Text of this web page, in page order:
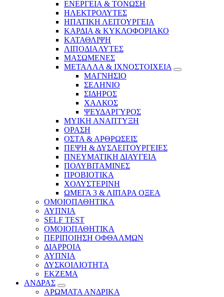
ΕΝΕΡΓΕΙΑ & ΤΟΝΩΣΗ
ΗΛΕΚΤΡΟΛΥΤΕΣ
ΗΠΑΤΙΚΗ ΛΕΙΤΟΥΡΓΕΙΑ
ΚΑΡΔΙΑ & ΚΥΚΛΟΦΟΡΙΑΚΟ
ΚΑΤΑΘΛΙΨΗ
ΛΙΠΟΔΙΑΛΥΤΕΣ
ΜΑΣΩΜΕΝΕΣ
ΜΕΤΑΛΛΑ & ΙΧΝΟΣΤΟΙΧΕΙΑ
ΜΑΓΝΗΣΙΟ
ΣΕΛΗΝΙΟ
ΣΙΔΗΡΟΣ
ΧΑΛΚΟΣ
ΨΕΥΔΑΡΓΥΡΟΣ
ΜΥΙΚΗ ΑΝΑΠΤΥΞΗ
ΟΡΑΣΗ
ΟΣΤΑ & ΑΡΘΡΩΣΕΙΣ
ΠΕΨΗ & ΔΥΣΛΕΙΤΟΥΡΓΕΙΕΣ
ΠΝΕΥΜΑΤΙΚΗ ΔΙΑΥΓΕΙΑ
ΠΟΛΥΒΙΤΑΜΙΝΕΣ
ΠΡΟΒΙΟΤΙΚΑ
ΧΟΛΥΣΤΕΡΙΝΗ
ΩΜΕΓΑ 3 & ΛΙΠΑΡΑ ΟΞΕΑ
ΟΜΟΙΟΠΑΘΗΤΙΚΑ
ΑΥΠΝΙΑ
SELF TEST
ΟΜΟΙΟΠΑΘΗΤΙΚΑ
ΠΕΡΙΠΟΙΗΣΗ ΟΦΘΑΛΜΩΝ
ΔΙΑΡΡΟΙΑ
ΑΥΠΝΙΑ
ΔΥΣΚΟΙΛΙΟΤΗΤΑ
ΕΚΖΕΜΑ
ΑΝΔΡΑΣ
ΑΡΩΜΑΤΑ ΑΝΔΡΙΚΑ